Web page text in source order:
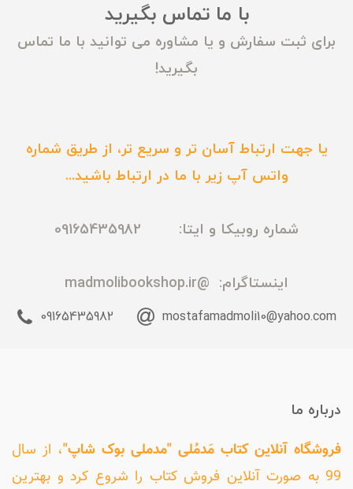
با ما تماس بگیرید
برای ثبت سفارش و یا مشاوره می توانید با ما تماس
بگیرید!
یا جهت ارتباط آسان تر و سریع تر، از طریق شماره
واتس آپ زیر با ما در ارتباط باشید...
شماره روبیکا و ایتا: 09165435982
اینستاگرام: @madmolibookshop.ir
mostafamadmoli10@yahoo.com
09165435982
درباره ما
فروشگاه آنلاین کتاب مَدمُلی "مدملی بوک شاپ"، از سال
99 به صورت آنلاین فروش کتاب را شروع کرد و بهترین